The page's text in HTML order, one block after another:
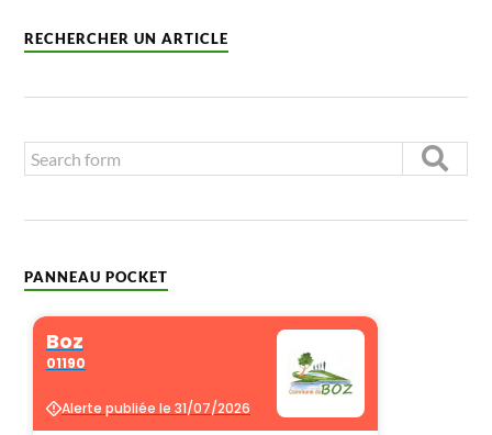
RECHERCHER UN ARTICLE
PANNEAU POCKET